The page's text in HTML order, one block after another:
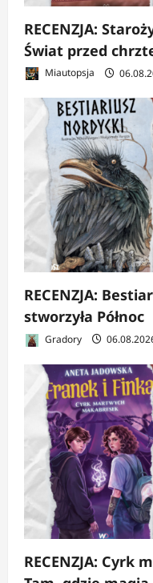
RECENZJA:
Świat przed
Miautopsja
RECENZJA:
stworzyła Północ
Gradory
RECENZJA: Cyrk